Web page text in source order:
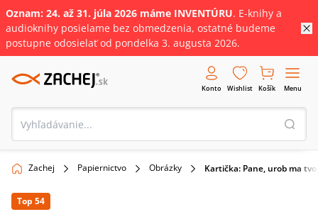
Oznam: 24. až 31. júla 2026 máme INVENTÚRU. E-knihy a
audioknihy posielame bez obmedzenia, ostatné budeme
postupne odosielať od pondelka 3. augusta 2026.
Konto Wishlist Košík Menu
Zachej Papiernictvo Obrázky Kartička: Pane, urob ma
Top 54